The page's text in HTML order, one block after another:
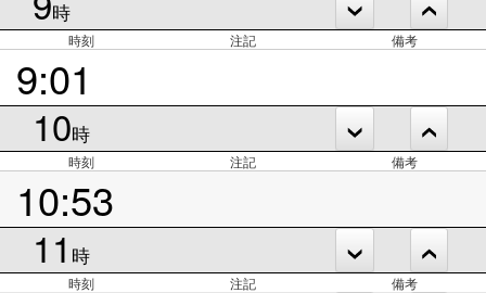
時
時刻 注記 備考
9:01
10時
時刻 注記 備考
10:53
11 時
時刻 注記 備考